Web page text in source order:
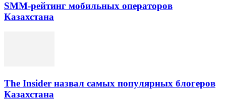
SMM-рейтинг мобильных операторов
Казахстана
The Insider назвал самых популярных блогеров
Казахстана